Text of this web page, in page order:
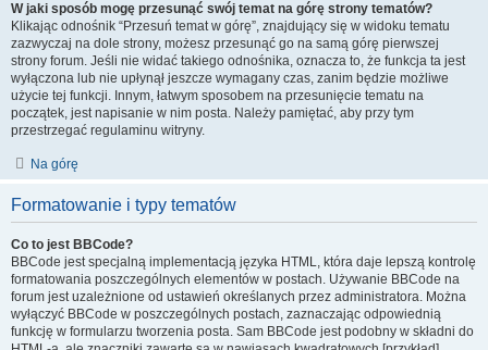
W jaki sposób mogę przesunąć swój temat na górę strony tematów?
Klikając odnośnik “Przesuń temat w górę”, znajdujący się w widoku tematu
zazwyczaj na dole strony, możesz przesunąć go na samą górę pierwszej
strony forum. Jeśli nie widać takiego odnośnika, oznacza to, że funkcja ta jest
wyłączona lub nie upłynął jeszcze wymagany czas, zanim będzie możliwe
użycie tej funkcji. Innym, łatwym sposobem na przesunięcie tematu na
początek, jest napisanie w nim posta. Należy pamiętać, aby przy tym
przestrzegać regulaminu witryny.
Na górę
Formatowanie i typy tematów
Co to jest BBCode?
BBCode jest specjalną implementacją języka HTML, która daje lepszą kontrolę
formatowania poszczególnych elementów w postach. Używanie BBCode na
forum jest uzależnione od ustawień określanych przez administratora. Można
wyłączyć BBCode w poszczególnych postach, zaznaczając odpowiednią
funkcję w formularzu tworzenia posta. Sam BBCode jest podobny w składni do